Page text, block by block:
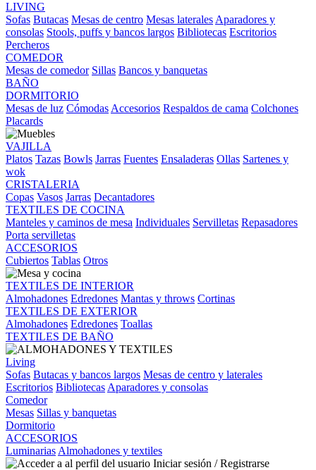
LIVING
Sofas Butacas Mesas de centro Mesas laterales Aparadores y
consolas Stools, puffs y bancos largos Bibliotecas Escritorios
Percheros
COMEDOR
Mesas de comedor Sillas Bancos y banquetas
BAÑO
DORMITORIO
Mesas de luz Cómodas Accesorios Respaldos de cama Colchones
Placards
VAJILLA
Platos Tazas Bowls Jarras Fuentes Ensaladeras Ollas Sartenes y
wok
CRISTALERIA
Copas Vasos Jarras Decantadores
TEXTILES DE COCINA
Manteles y caminos de mesa Individuales Servilletas Repasadores
Porta servilletas
ACCESORIOS
Cubiertos Tablas Otros
TEXTILES DE INTERIOR
Almohadones Edredones Mantas y throws Cortinas
TEXTILES DE EXTERIOR
Almohadones Edredones Toallas
TEXTILES DE BAÑO
Living
Sofas Butacas y bancos largos Mesas de centro y laterales
Escritorios Bibliotecas Aparadores y consolas
Comedor
Mesas Sillas y banquetas
Dormitorio
ACCESORIOS
Luminarias Almohadones y textiles
Iniciar sesión / Registrarse